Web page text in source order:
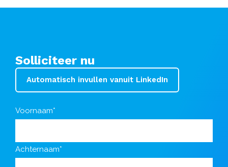
Solliciteer nu
Automatisch invullen vanuit LinkedIn
Voornaam*
Achternaam*